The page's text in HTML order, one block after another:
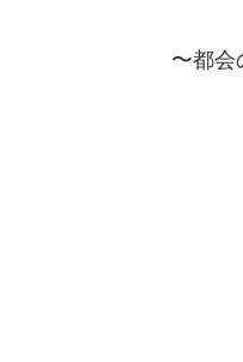
〜都会